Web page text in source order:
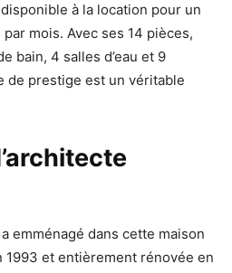
à la location pour un
mois. Avec ses 14 pièces,
bain, 4 salles d’eau et 9
de prestige est un véritable
emménagé dans cette maison
1993 et entièrement rénovée en